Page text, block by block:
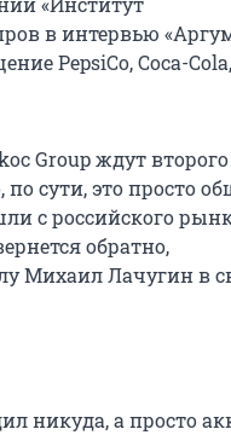
в интервью
PepsiCo, Coca-
Group ждут второго
сути, это просто
с российского
обратно,
Михаил Лачугин в
никуда, а просто